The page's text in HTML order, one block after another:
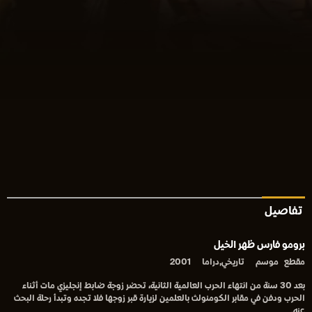
تفاصيل
برومو فارس ظهر الخيل
مقطع موسم تاريخي,دراما 2001
بعد 30 سنة من انتهاء الحرب العالمية الثانية، تحضر زوجة ضابط إنجليزي مات أثناء
الحرب ودفن في مقابر الكومنولث بالعلمين لزيارة قبر زوجها فلا تجده وتبدأ رحلة البحث